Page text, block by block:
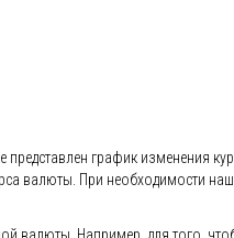
график изменения
валюты. При необходимости наш